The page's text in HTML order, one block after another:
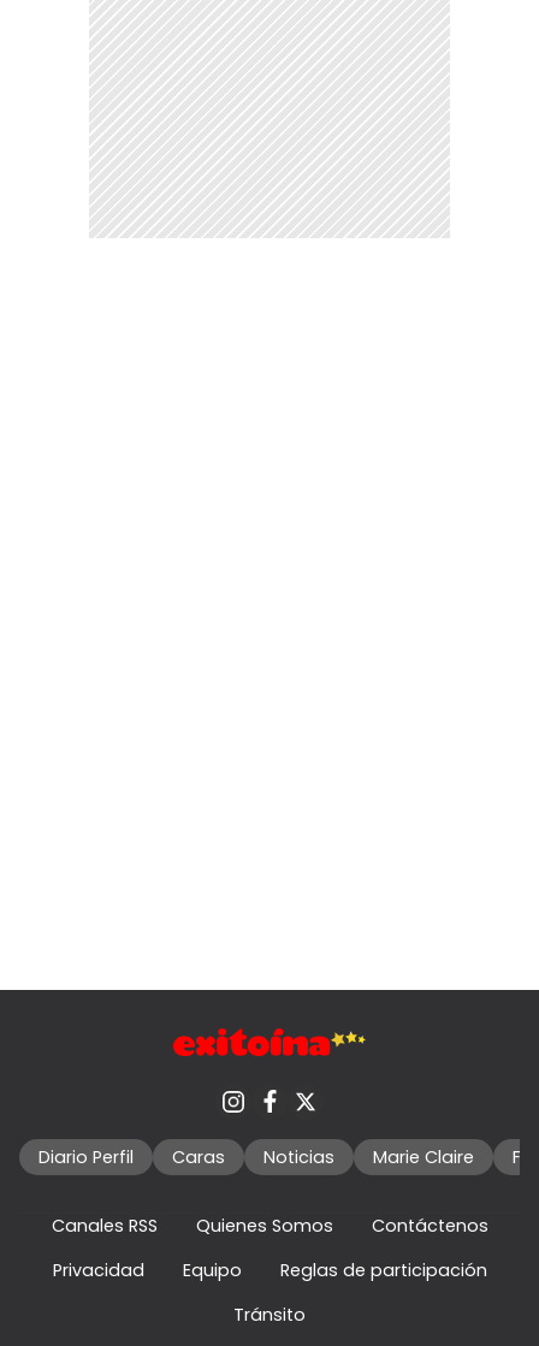
Diario Perfil Caras Noticias Marie Claire
Canales RSS Quienes Somos
Contáctenos
Privacidad
Equipo
Reglas de participación
Tránsito